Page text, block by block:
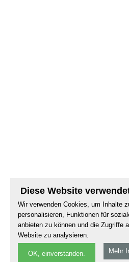
Diese Website
Wir verwenden Cookies, um Inhalte
personalisieren, Funktionen für
anbieten zu können und die Zugriffe
Website zu analysieren.
OK, einverstanden. Mehr